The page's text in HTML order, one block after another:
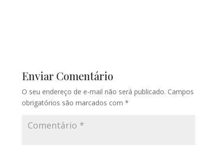
Enviar Comentário
O seu endereço de e-mail não será publicado. Campos
obrigatórios são marcados com *